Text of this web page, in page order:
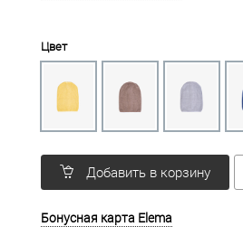
Цвет
Добавить в корзину
Бонусная карта Elema